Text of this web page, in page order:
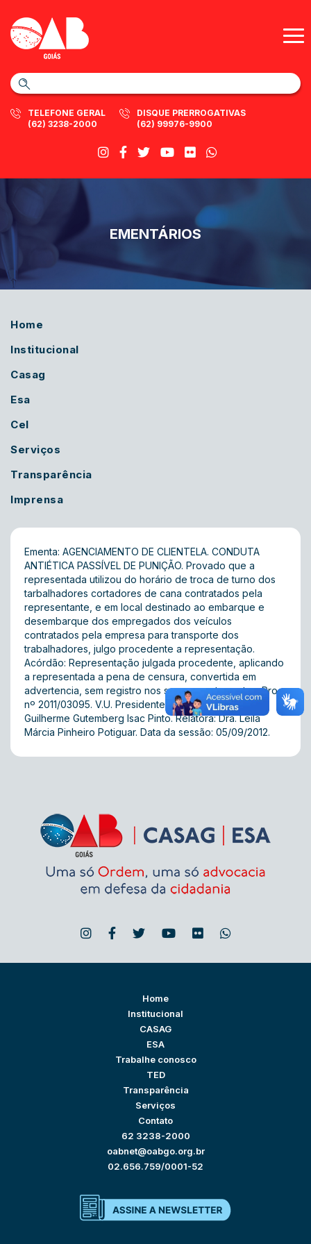
TELEFONE GERAL
(62) 3238-2000
DISQUE PRERROGATIVAS
(62) 99976-9900
EMENTÁRIOS
Home
Institucional
Casag
Esa
Cel
Serviços
Transparência
Imprensa
Ementa: AGENCIAMENTO DE CLIENTELA. CONDUTA
ANTIÉTICA PASSÍVEL DE PUNIÇÃO. Provado que a
representada utilizou do horário de troca de turno dos
tarbalhadores cortadores de cana contratados pela
representante, e em local destinado ao embarque e
desembarque dos empregados dos veículos
contratados pela empresa para transporte dos
trabalhadores, julgo procedente a representação.
Acórdão: Representação julgada procedente, aplicando
a representada a pena de censura, convertida em
advertencia, sem registro nos seus assentamentos. Proc.
nº 2011/03095. V.U. Presidente da 2ª Turma: Dr.
Guilherme Gutemberg Isac Pinto. Relatora: Dra. Leila
Márcia Pinheiro Potiguar. Data da sessão: 05/09/2012.
Home
Institucional
CASAG
ESA
Trabalhe conosco
TED
Transparência
Serviços
Contato
62 3238-2000
oabnet@oabgo.org.br
02.656.759/0001-52